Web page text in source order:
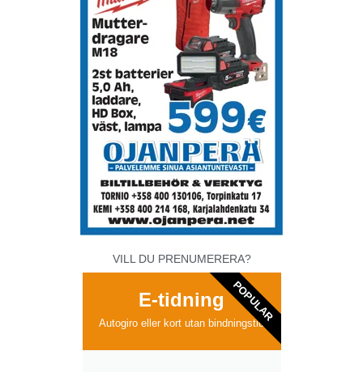
VILL DU PRENUMERERA?
E-tidning
Autogiro eller kort utan bindningstid
POPULAR